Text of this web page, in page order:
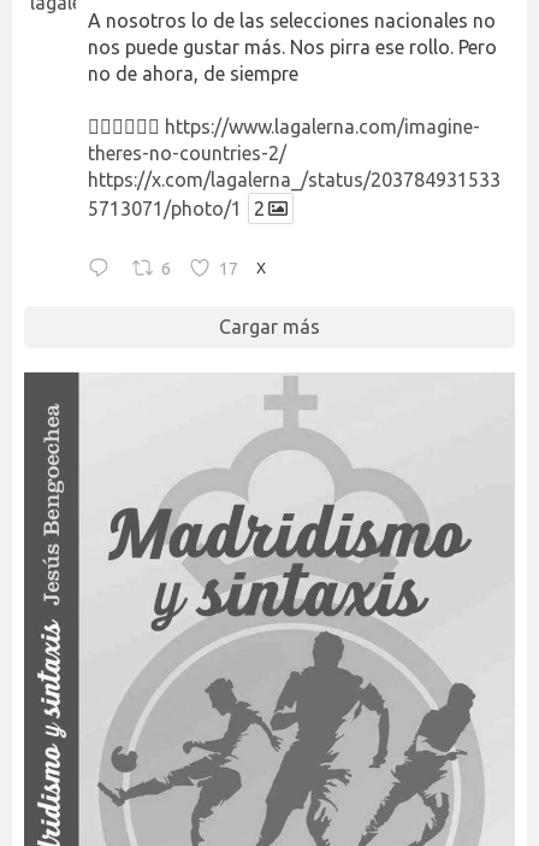
A nosotros lo de las selecciones nacionales no
nos puede gustar más. Nos pirra ese rollo. Pero
no de ahora, de siempre
👉🏻👉🏻👉🏻 https://www.lagalerna.com/imagine-
theres-no-countries-2/
https://x.com/lagalerna_/status/203784931533
5713071/photo/1
2
6 17 X
Cargar más